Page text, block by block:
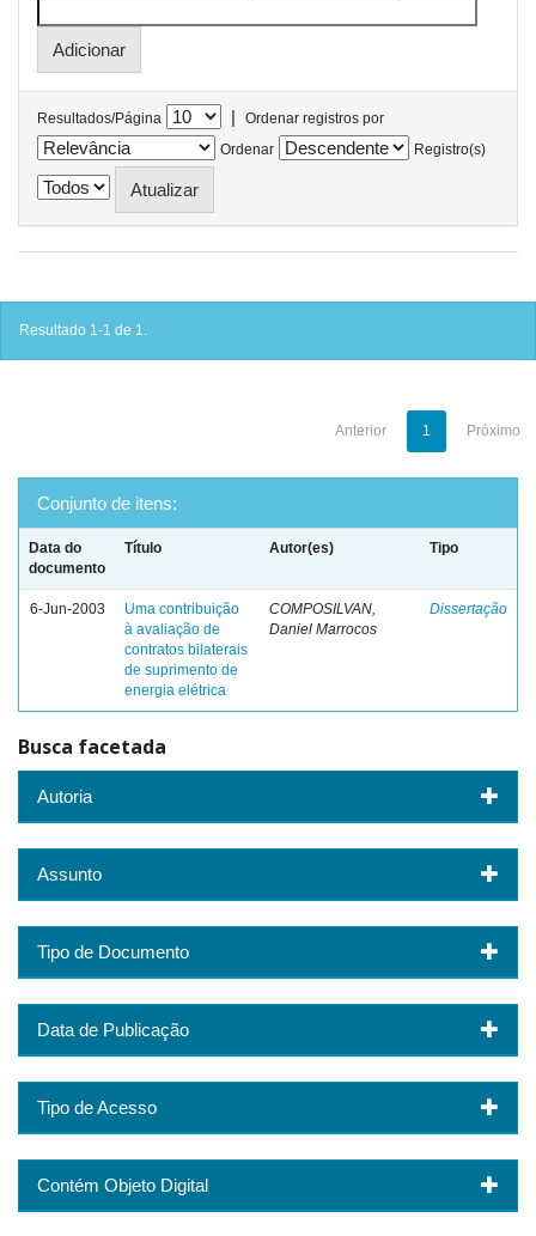
Resultados/Página |
Ordenar registros por
Ordenar
Registro(s)
Resultado 1-1 de 1.
Anterior 1 Próximo
Conjunto de itens:
Data do
documento
Título Autor(es) Tipo
6-Jun-2003
Uma contribuição
à avaliação de
contratos bilaterais
de suprimento de
energia elétrica
COMPOSILVAN,
Daniel Marrocos
Dissertação
Busca facetada
Autoria
Assunto
Tipo de Documento
Data de Publicação
Tipo de Acesso
Contém Objeto Digital